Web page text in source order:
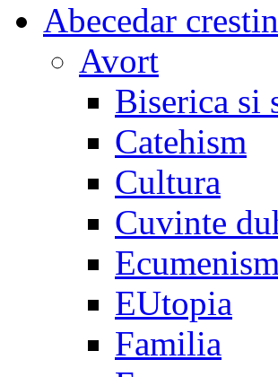
Abecedar crestin
Avort
Biserica si
Catehism
Cultura
Cuvinte
Ecumenism
EUtopia
Familia